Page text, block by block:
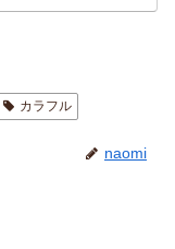
カラフル
naomi